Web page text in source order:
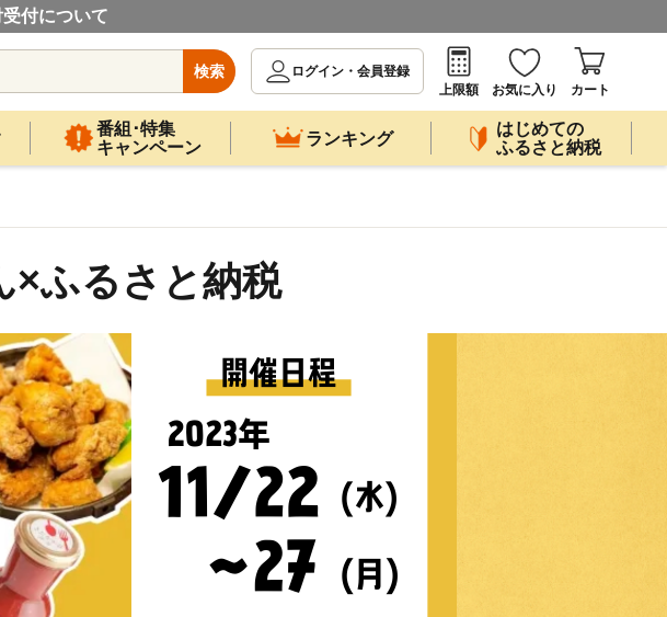
付について
検索
ログイン・会員登録
上限額
お気に入り カート
番組･特集
キャンペーン
ランキング
はじめての
ふるさと納税
×ふるさと納税